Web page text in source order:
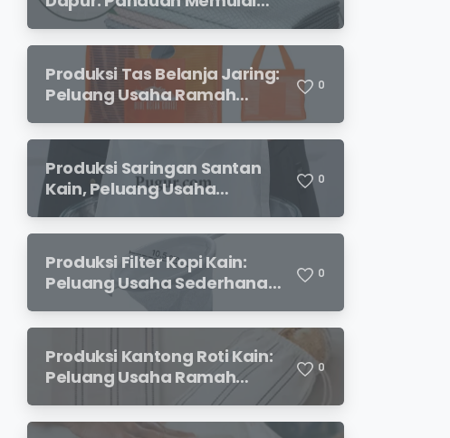
Usaha yang Menjanjikan
untuk Pebisnis Pemula
Produksi Tas Belanja Jaring:
Peluang Usaha Ramah
Lingkungan yang
Menjanjikan
0
Produksi Saringan Santan
Kain, Peluang Usaha
Sederhana dengan
Permintaan yang Terus
Meningkat
0
Produksi Filter Kopi Kain:
Peluang Usaha Sederhana
yang Semakin Diminati
Pecinta Kopi
0
Produksi Kantong Roti Kain:
Peluang Usaha Ramah
Lingkungan dengan Prospek
Menjanjikan
0